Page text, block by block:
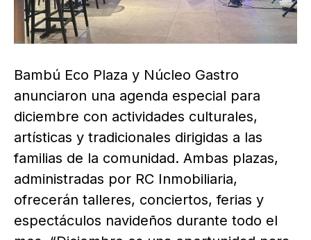
Bambú Eco Plaza y Núcleo Gastro
anunciaron una agenda especial para
diciembre con actividades culturales,
artísticas y tradicionales dirigidas a las
familias de la comunidad. Ambas plazas,
administradas por RC Inmobiliaria,
ofrecerán talleres, conciertos, ferias y
espectáculos navideños durante todo el